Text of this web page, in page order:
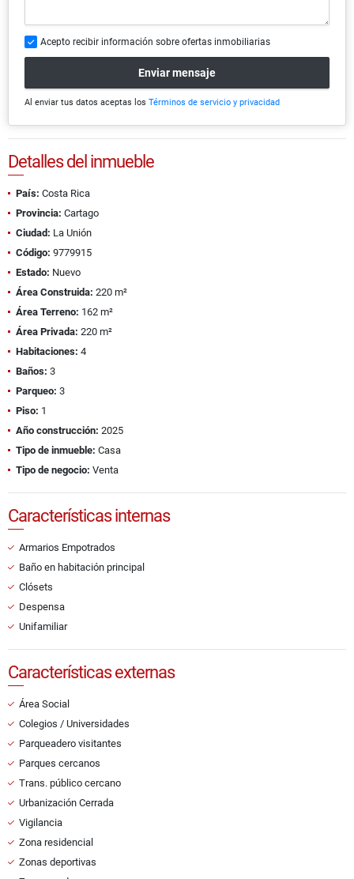
Acepto recibir información sobre ofertas inmobiliarias
Enviar mensaje
Al enviar tus datos aceptas los Términos de servicio y privacidad
Detalles del inmueble
País: Costa Rica
Provincia: Cartago
Ciudad: La Unión
Código: 9779915
Estado: Nuevo
Área Construida: 220 m²
Área Terreno: 162 m²
Área Privada: 220 m²
Habitaciones: 4
Baños: 3
Parqueo: 3
Piso: 1
Año construcción: 2025
Tipo de inmueble: Casa
Tipo de negocio: Venta
Características internas
Armarios Empotrados
Baño en habitación principal
Clósets
Despensa
Unifamiliar
Características externas
Área Social
Colegios / Universidades
Parqueadero visitantes
Parques cercanos
Trans. público cercano
Urbanización Cerrada
Vigilancia
Zona residencial
Zonas deportivas